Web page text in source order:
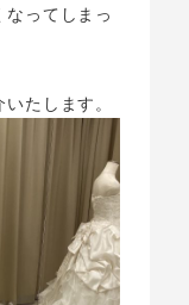
ってしまっ
たします。